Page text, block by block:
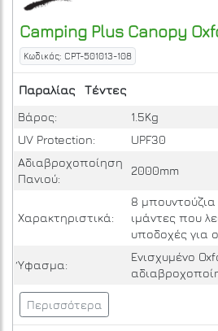
Camping Plus Canopy
Κωδικός: CPT-501013-108
Παραλίας
Τέντες
Βάρος:
1.5Kg
UV Protection:
UPF30
Αδιαβροχοποίηση
Πανιού:
2000mm
Χαρακτηριστικά:
8
ιμάντες που
υποδοχές για
Ύφασμα:
Ενισχυμένο
Περισσότερα